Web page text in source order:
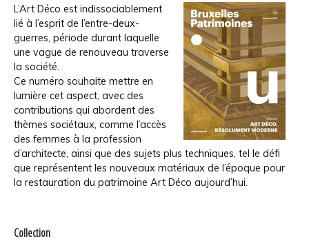
L’Art Déco est indissociablement
lié à l’esprit de l’entre-deux-
guerres, période durant laquelle
une vague de renouveau traverse
la société.
Ce numéro souhaite mettre en
lumière cet aspect, avec des
contributions qui abordent des
thèmes sociétaux, comme l’accès
des femmes à la profession
d’architecte, ainsi que des sujets plus techniques, tel le défi
que représentent les nouveaux matériaux de l’époque pour
la restauration du patrimoine Art Déco aujourd’hui.
Collection